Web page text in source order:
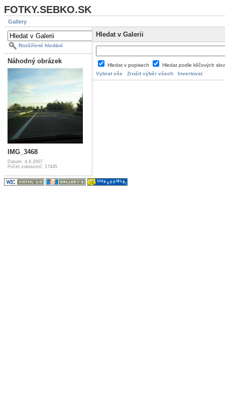
FOTKY.SEBKO.SK
Gallery
Rozšířené hledání
Náhodný obrázek
IMG_3468
Datum: 4.8.2007
Počet zobrazení: 17445
Hledat v Galerii
Hledat v popisech
Hledat podle klíčových
Vybrat vše
Zrušit výběr všech Invertovat